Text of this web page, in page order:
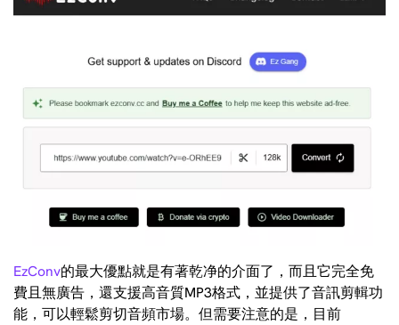
EzConv的最大優點就是有著乾净的介面了，而且它完全免
費且無廣告，還支援高音質MP3格式，並提供了音訊剪輯功
能，可以輕鬆剪切音頻市場。但需要注意的是，目前